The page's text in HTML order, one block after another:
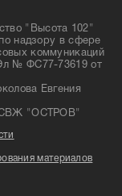
"Высота 102"
надзору в сфере
коммуникаций
№ ФС77-73619 от
Евгения
"ОСТРОВ"
материалов